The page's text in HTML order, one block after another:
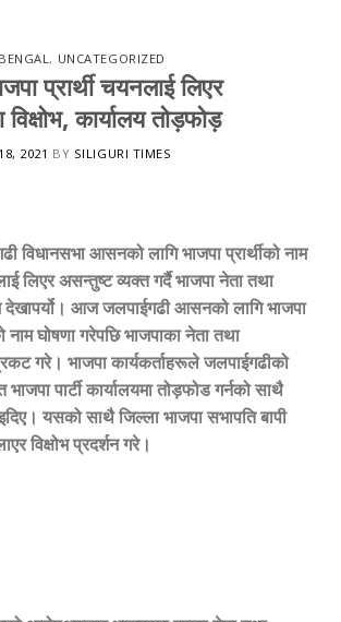
, UNCATEGORIZED
प्रार्थी चयनलाई लिएर
विक्षोभ, कार्यालय तोड़फोड़
2021 BY SILIGURI TIMES
विधानसभा आसनको लागि भाजपा प्रार्थीको नाम
लिएर असन्तुष्ट व्यक्त गर्दै भाजपा नेता तथा
देखापर्यो। आज जलपाईगढी आसनको लागि भाजपा
नाम घोषणा गरेपछि भाजपाका नेता तथा
गरे। भाजपा कार्यकर्ताहरूले जलपाईगढीको
पार्टी कार्यालयमा तोड़फोड गर्नको साथै
यसको साथै जिल्ला भाजपा सभापति बापी
विक्षोभ प्रदर्शन गरे।